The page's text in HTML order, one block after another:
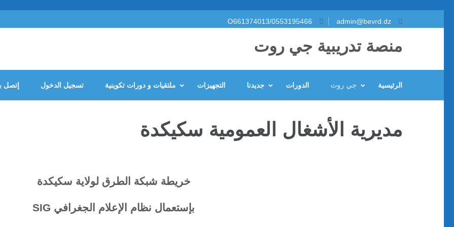
إلى
Enter)
admin@bevrd.dz
O661374013/0553195466
منصة تدريبية جي روت
الرئيسية جي روت الدورات جديدنا التجهيزات ملتقيات و دورات تكوينية تسجيل الدخول إتصل
مديرية الأشغال العمومية سكيكدة
خريطة شبكة الطرق لولاية سكيكدة
بإستعمال نظام الإعلام الجغرافي SIG